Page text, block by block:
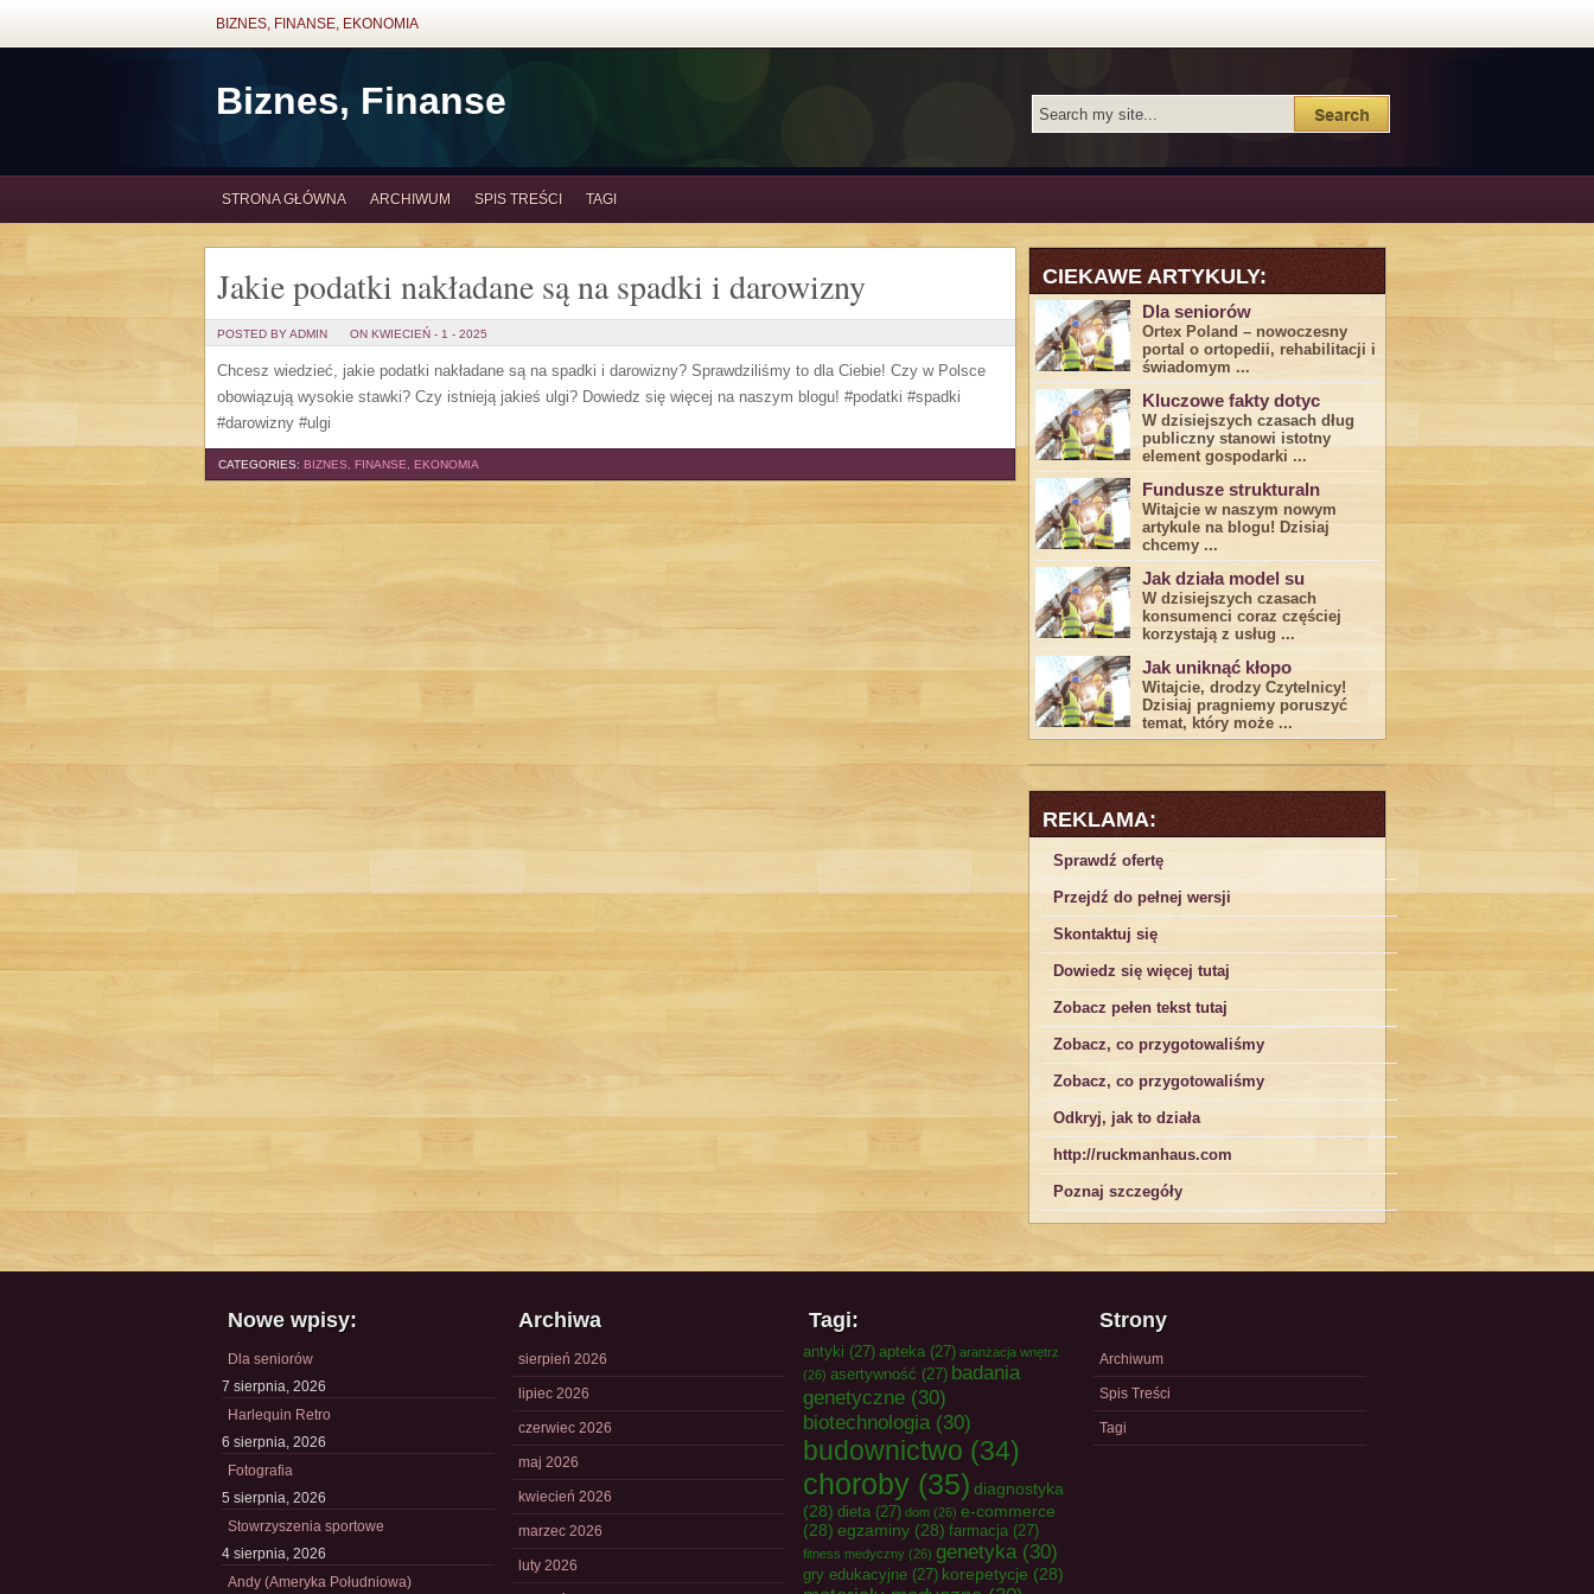
BIZNES, FINANSE, EKONOMIA
Biznes, Finanse
STRONA GŁÓWNA ARCHIWUM SPIS TREŚCI TAGI
Jakie podatki nakładane są na spadki i darowizny
POSTED BY ADMIN ON KWIECIEŃ - 1 - 2025
Chcesz wiedzieć, jakie podatki nakładane są na spadki i darowizny? Sprawdziliśmy to dla Ciebie! Czy w Polsce
obowiązują wysokie stawki? Czy istnieją jakieś ulgi? Dowiedz się więcej na naszym blogu! #podatki #spadki
#darowizny #ulgi
CATEGORIES: BIZNES, FINANSE, EKONOMIA
CIEKAWE ARTYKULY:
Dla seniorów
Ortex Poland – nowoczesny
portal o ortopedii, rehabilitacji i
świadomym ...
Kluczowe fakty dotyc
W dzisiejszych czasach dług
publiczny stanowi istotny
element gospodarki ...
Fundusze strukturaln
Witajcie w naszym nowym
artykule na blogu! Dzisiaj
chcemy ...
Jak działa model su
W dzisiejszych czasach
konsumenci ‌coraz częściej
korzystają z usług⁤ ...
Jak uniknąć kłopo
Witajcie, drodzy Czytelnicy!
Dzisiaj pragniemy poruszyć
temat, który może ...
REKLAMA:
Sprawdź ofertę
Przejdź do pełnej wersji
Skontaktuj się
Dowiedz się więcej tutaj
Zobacz pełen tekst tutaj
Zobacz, co przygotowaliśmy
Zobacz, co przygotowaliśmy
Odkryj, jak to działa
http://ruckmanhaus.com
Poznaj szczegóły
Nowe wpisy:
Dla seniorów
7 sierpnia, 2026
Harlequin Retro
6 sierpnia, 2026
Fotografia
5 sierpnia, 2026
Stowrzyszenia sportowe
4 sierpnia, 2026
Andy (Ameryka Południowa)
Archiwa
sierpień 2026
lipiec 2026
czerwiec 2026
maj 2026
kwiecień 2026
marzec 2026
luty 2026
Tagi:
antyki (27) apteka (27) aranżacja wnętrz
(26) asertywność (27) badania
genetyczne (30)
biotechnologia(30)
budownictwo (34)
choroby (35) diagnostyka
(28) dieta (27) dom (26) e-commerce
(28) egzaminy (28) farmacja (27)
fitness medyczny (26) genetyka(30)
gry edukacyjne (27) korepetycje (28)
Strony
Archiwum
Spis Treści
Tagi